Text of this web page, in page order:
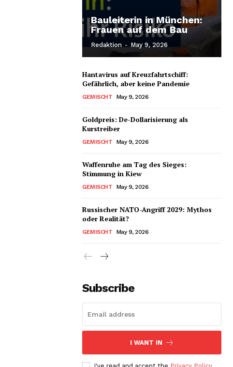
Bauleiterin in München:
Frauen auf dem Bau
Redaktion - May 9, 2026
Hantavirus auf Kreuzfahrtschiff:
Gefährlich, aber keine Pandemie
GEMISCHT May 9, 2026
Goldpreis: De-Dollarisierung als
Kurstreiber
GEMISCHT May 9, 2026
Waffenruhe am Tag des Sieges:
Stimmung in Kiew
GEMISCHT May 9, 2026
Russischer NATO-Angriff 2029: Mythos
oder Realität?
GEMISCHT May 9, 2026
Subscribe
I WANT IN